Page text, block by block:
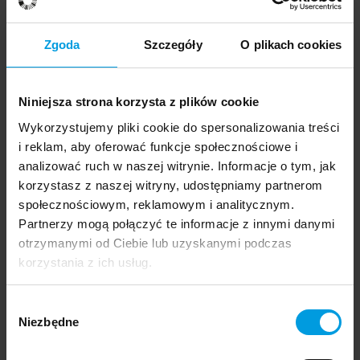
Zgoda Szczegóły O plikach cookies
Niniejsza strona korzysta z plików cookie
Wykorzystujemy pliki cookie do spersonalizowania treści
i reklam, aby oferować funkcje społecznościowe i
analizować ruch w naszej witrynie. Informacje o tym, jak
korzystasz z naszej witryny, udostępniamy partnerom
społecznościowym, reklamowym i analitycznym.
Partnerzy mogą połączyć te informacje z innymi danymi
otrzymanymi od Ciebie lub uzyskanymi podczas
korzystania z ich usług.
zgody
Niezbędne
współtworzona przez
wykładowczynie
School of Form
3 września 2024
20 marca 2026
Ewa Klekot oddaje
głos artystkom
„nieprofesjonalnym”
8 lutego 2024
Kreatywne warsztaty:
of Form i marki Paged